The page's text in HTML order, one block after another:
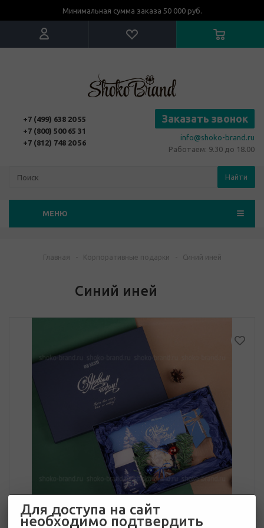
Минимальная сумма заказа 50 000 руб.
+7 (499) 638 20 55
+7 (800) 500 65 31
+7 (812) 748 20 56
Заказать звонок
info@shoko-brand.ru
Работаем: 9.30 до 18.00
Найти
МЕНЮ
Главная - Корпоративные подарки - Синий иней
Синий иней
Для доступа на сайт
необходимо подтвердить